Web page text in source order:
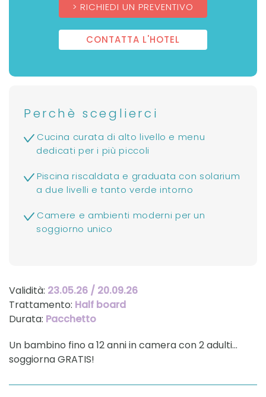
RICHIEDI UN PREVENTIVO
CONTATTA L'HOTEL
Perchè sceglierci
Cucina curata di alto livello e menu
dedicati per i più piccoli
Piscina riscaldata e graduata con solarium
a due livelli e tanto verde intorno
Camere e ambienti moderni per un
soggiorno unico
Validità: 23.05.26 / 20.09.26
Trattamento: Half board
Durata: Pacchetto
Un bambino fino a 12 anni in camera con 2 adulti…
soggiorna GRATIS!